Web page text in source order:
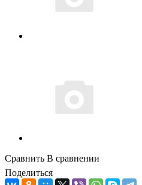
Сравнить В сравнении
Поделиться